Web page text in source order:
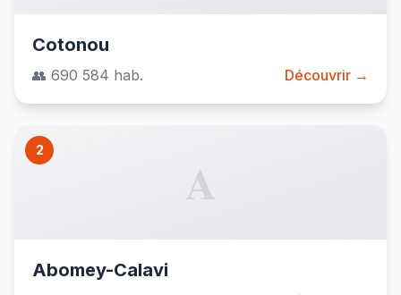
Cotonou
👥 690 584 hab. Découvrir →
2
A
Abomey-Calavi